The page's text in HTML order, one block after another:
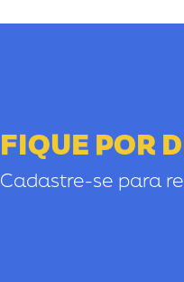
FIQUE POR
Cadastre-se para